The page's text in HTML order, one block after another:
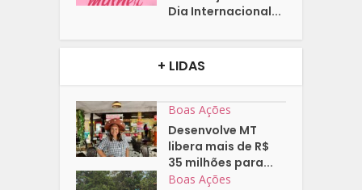
Dia Internacional...
+ LIDAS
Boas Ações
Desenvolve MT
libera mais de R$
35 milhões para...
Boas Ações